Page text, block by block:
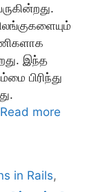
இந்த
பிரிந்து
Read more
in Rails,